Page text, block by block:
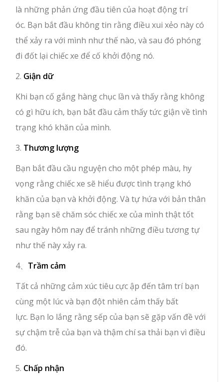
là những phản ứng đầu tiên của hoạt động trí
óc. Bạn bắt đầu không tin rằng điều xui xẻo này có
thể xảy ra với mình như thế nào, và sau đó phóng
đi đốt lại chiếc xe để cố khởi động nó.
2. Giận dữ
Khi bạn cố gắng hàng chục lần và thấy rằng không
có gì hữu ích, bạn bắt đầu cảm thấy tức giận về tình
trạng khó khăn của mình.
3. Thương lượng
Bạn bắt đầu cầu nguyện cho một phép màu, hy
vọng rằng chiếc xe sẽ hiểu được tình trạng khó
khăn của bạn và khởi động. Và tự hứa với bản thân
rằng bạn sẽ chăm sóc chiếc xe của mình thật tốt
sau ngày hôm nay để tránh những điều tương tự
như thế này xảy ra.
4、 Trầm cảm
Tất cả những cảm xúc tiêu cực ập đến tâm trí bạn
cùng một lúc và bạn đột nhiên cảm thấy bất
lực. Bạn lo lắng rằng sếp của bạn sẽ gặp vấn đề với
sự chậm trễ của bạn và thậm chí sa thải bạn vì điều
đó.
5. Chấp nhận